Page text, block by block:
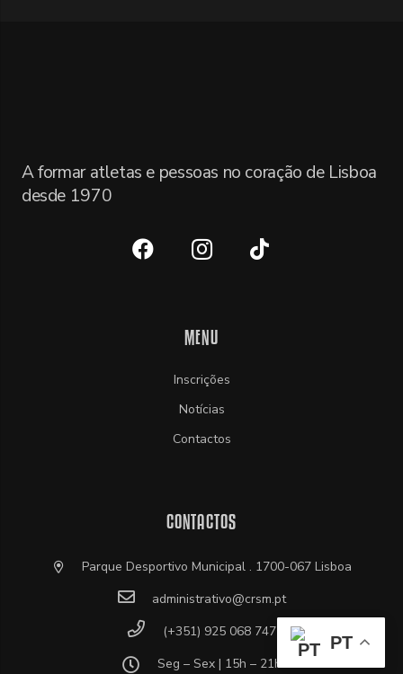
A formar atletas e pessoas no coração de Lisboa
desde 1970
MENU
Inscrições
Notícias
Contactos
CONTACTOS
Parque Desportivo Municipal . 1700-067 Lisboa
administrativo@crsm.pt
(+351) 925 068 747
Seg – Sex | 15h – 21h
PT